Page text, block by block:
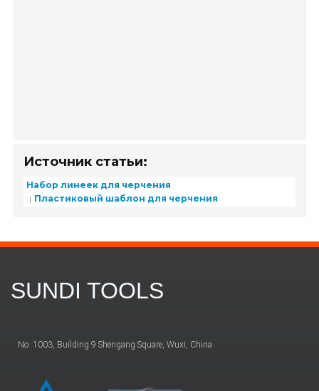
Источник статьи:
Набор линеек для черчения
Пластиковый шаблон для черчения
SUNDI TOOLS
No. 1003, Building 9 Shengang Square, Wuxi, China